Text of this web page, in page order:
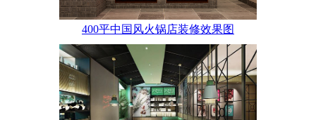
400平中国风火锅店装修效果图